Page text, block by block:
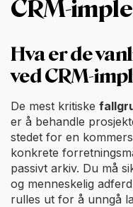
CRM-
Hva er de
ved CRM-
De mest kritiske
er å behandle
stedet for en
konkrete
passivt arkiv. Du må
og menneskelig
rulles ut for å unngå